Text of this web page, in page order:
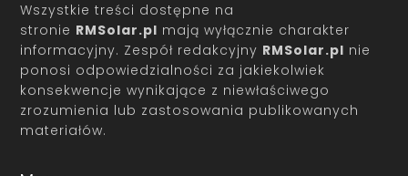
Wszystkie treści dostępne na
stronie RMSolar.pl mają wyłącznie charakter
informacyjny. Zespół redakcyjny RMSolar.pl nie
ponosi odpowiedzialności za jakiekolwiek
konsekwencje wynikające z niewłaściwego
zrozumienia lub zastosowania publikowanych
materiałów.